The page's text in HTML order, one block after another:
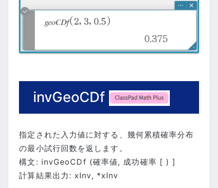
invGeoCDf
指定された入力値に対する、幾何累積確率分布
の最小試行回数を返します。
構文: invGeoCDf (確率値, 成功確率 [ ) ]
計算結果出力: xInv, *xInv